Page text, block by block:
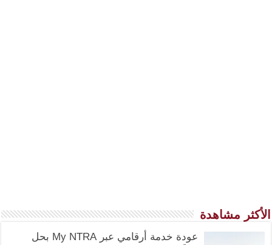
الأكثر مشاهدة
عودة خدمة أرقامي عبر My NTRA بحل